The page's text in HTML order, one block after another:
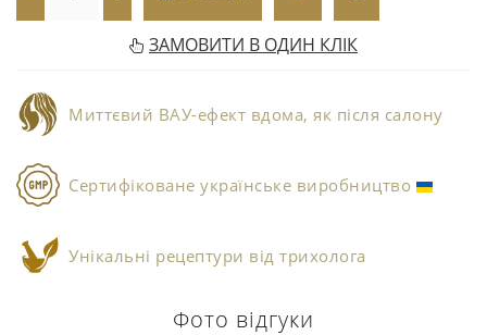
ЗАМОВИТИ В ОДИН КЛІК
Миттєвий ВАУ-ефект вдома, як після салону
Сертифіковане українське виробництво
Унікальні рецептури від трихолога
Фото відгуки